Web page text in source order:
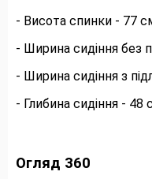
- Висота спинки - 77
- Ширина сидіння без
- Ширина сидіння з
- Глибина сидіння - 48
Огляд 360